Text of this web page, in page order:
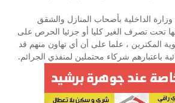
الداخلية بأصحاب المنازل والشقق
تحت تصرف الغير كليا أو جزئيا الحرص على
المكترين ، علما على أن أي تهاون منهم قد
باعتبارهم شركاء محتملين لمنفذي الجرائم.